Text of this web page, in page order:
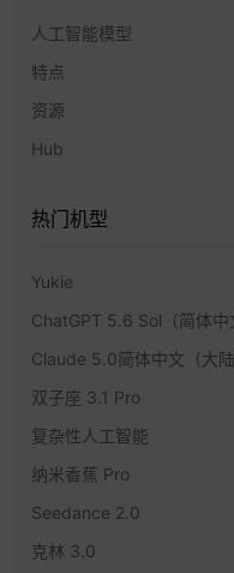
人工智能模型
特点
资源
Hub
热门机型
Yukie
ChatGPT 5.6 Sol（简体中
Claude 5.0简体中文（大陆
双子座 3.1 Pro
复杂性人工智能
纳米香蕉 Pro
Seedance 2.0
克林 3.0